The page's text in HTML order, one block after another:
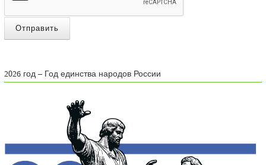
Отправить
2026 год – Год единства народов России